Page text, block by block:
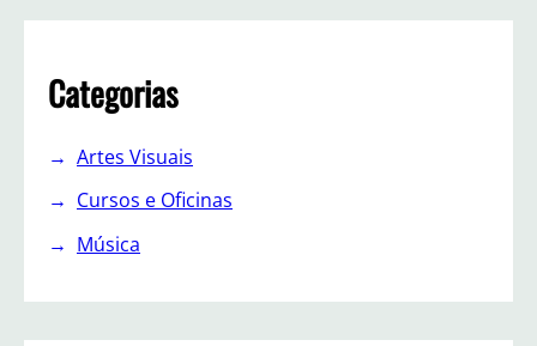
Categorias
Artes Visuais
Cursos e Oficinas
Música